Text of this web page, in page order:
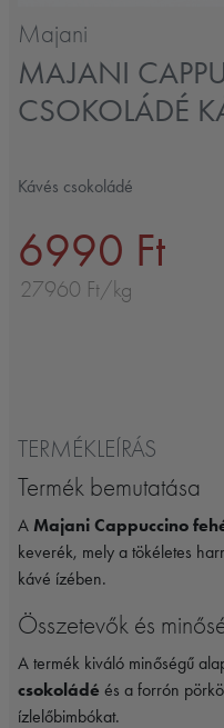
Majani
MAJANI
CSOKOLÁDÉ
Kávés csokoládé
6990 Ft
27960 Ft/kg
TERMÉKLEÍRÁS
Termék bemutatása
A Majani Cappuccino
keverék, mely a tökéletes
kávé ízében.
Összetevők és
A termék kiváló minőségű
csokoládé és a forrón
ízlelőbimbókat.